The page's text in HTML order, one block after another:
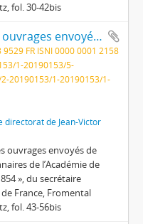
fol. 30-42bis
« Rapport sur les ouvrages envoyés de Rome, par les pensionnaires de l’Académie de France, pour l’année 1854 »
9529 FR ISNI 0000 0001 2158
1-20190153/5-
20190153/1-20190153/1-
directorat de Jean-Victor
ouvrages envoyés de
de l’Académie de
», du secrétaire
France, Fromental
fol. 43-56bis